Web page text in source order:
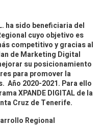
ha sido beneficiaria del
cuyo objetivo es
competitivo y gracias al
de Marketing Digital
su posicionamiento
para promover la
Año 2020-2021. Para ello
XPANDE DIGITAL de la
Cruz de Tenerife.
Regional